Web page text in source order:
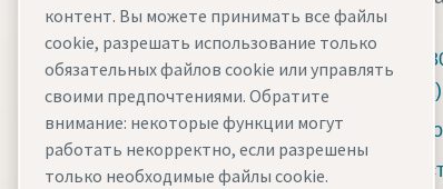
Вики-статьи о сжатом воздухе
Блог о сжатом воздухе
Дополнительные решения
Паспорта безопасности
8
РК)
контент. Вы можете принимать все файлы
cookie, разрешать использование только
обязательных файлов cookie или управлять
своими предпочтениями. Обратите
внимание: некоторые функции могут
работать некорректно, если разрешены
только необходимые файлы cookie.